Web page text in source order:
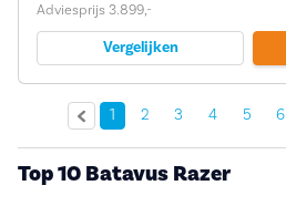
Adviesprijs 3.899,-
Vergelijken
1 2 3 4 5 6
Top 10 Batavus Razer